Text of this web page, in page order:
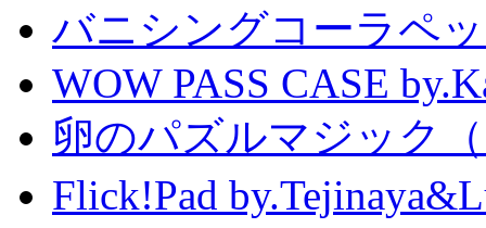
バニシングコーラペ
WOW PASS CASE
卵のパズルマジック
Flick!Pad